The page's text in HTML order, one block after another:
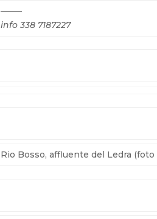
–––––
info 338 7187227
Rio Bosso, affluente del Ledra (foto